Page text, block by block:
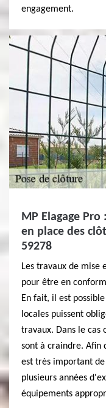
engagement.
MP Elagage
en place des
59278
Les travaux de mise
pour être en
En fait, il est
locales puissent
travaux. Dans le cas
sont à craindre. Afin
est très important de
plusieurs années
équipements